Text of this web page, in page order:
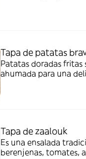
Tapa de patatas
Patatas doradas fritas
ahumada para una
Tapa de zaalouk
Es una ensalada
berenjenas, tomates,